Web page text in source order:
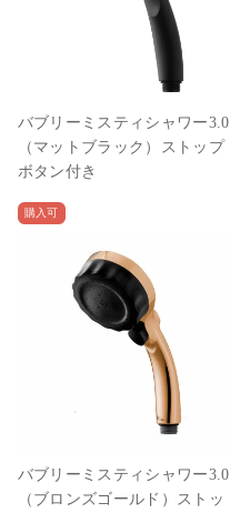
バブリーミスティシャワー3.0
（マットブラック）ストップ
ボタン付き
購入可
バブリーミスティシャワー3.0
（ブロンズゴールド）ストッ